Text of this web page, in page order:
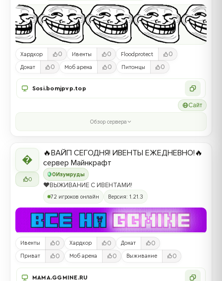
Хардкор 0 Ивенты 0 Floodprotect 0
Донат 0 Моб арена 0 Питомцы 0
Sosi.bomjpvp.top
Сайт
Обзор сервера

0
0Изумруды
🔥ВАЙП СЕГОДНЯ! ИВЕНТЫ ЕЖЕДНЕВНО!🔥
сервер Майнкрафт
❤️ВЫЖИВАНИЕ С ИВЕНТАМИ!
72 игроков онлайн Версия: 1.21.3
Ивенты 0 Хардкор 0 Донат 0
Приват 0 Моб арена 0 Выживание 0
MAMA.GGMINE.RU